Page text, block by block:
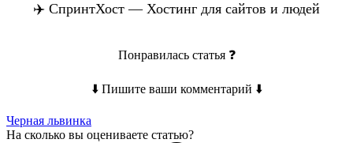
✈️ СпринтХост — Хостинг для сайтов и людей
Понравилась статья ❓
⬇️ Пишите ваши комментарий ⬇️
Черная львинка
На сколько вы оцениваете статью?